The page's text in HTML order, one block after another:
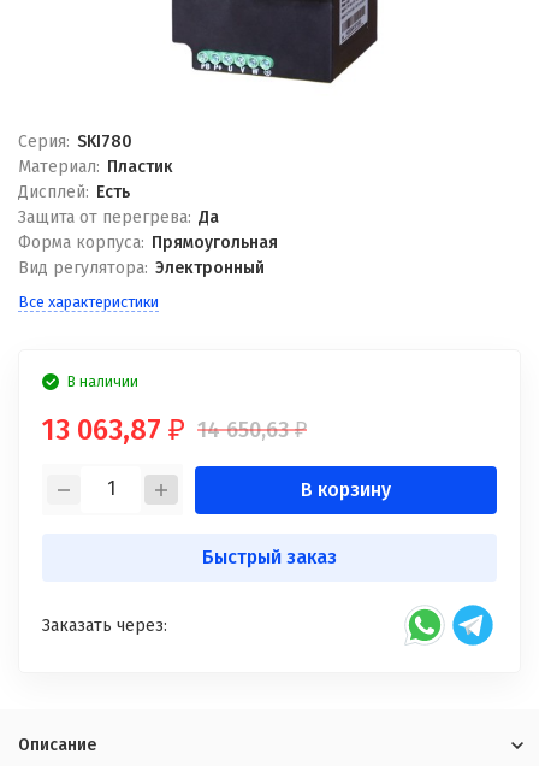
Серия: SKI780
Материал: Пластик
Дисплей: Есть
Защита от перегрева: Да
Форма корпуса: Прямоугольная
Вид регулятора: Электронный
Все характеристики
В наличии
13 063,87 ₽ 14 650,63₽
В корзину
Быстрый заказ
Заказать через:
Описание